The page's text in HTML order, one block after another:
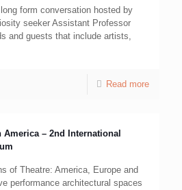
form conversation hosted by
seeker Assistant Professor
and guests that include artists,
Read more
America – 2nd International
of Theatre: America, Europe and
performance architectural spaces